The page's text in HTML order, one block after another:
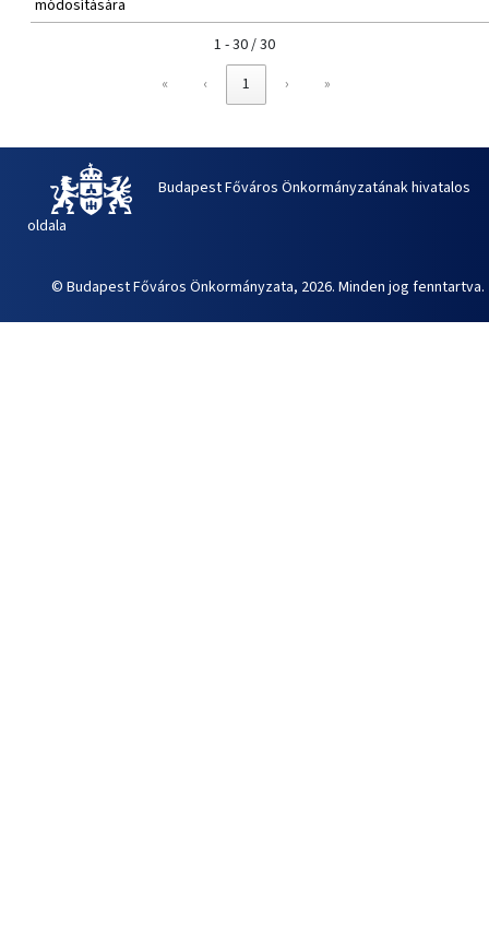
módosítására
1 - 30 / 30
«
‹ 1 › »
Budapest Főváros Önkormányzatának hivatalos
oldala
© Budapest Főváros Önkormányzata, 2026. Minden jog fenntartva.